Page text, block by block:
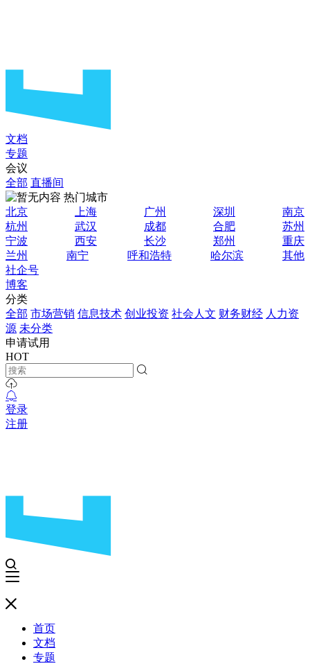
文档
专题
会议
全部 直播间
热门城市
北京
上海 广州 深圳
南京
杭州
武汉 成都 合肥
苏州
宁波
西安 长沙 郑州
重庆
兰州
南宁 呼和浩特 哈尔滨
其他
社企号
博客
分类
全部 市场营销 信息技术 创业投资 社会人文 财务财经 人力资
源 未分类
申请试用
HOT
登录
注册
首页
文档
专题